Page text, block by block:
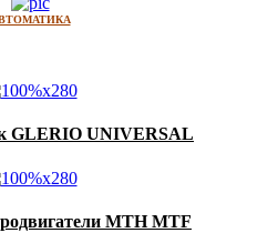
GLERIO UNIVERSAL
MTH MTF